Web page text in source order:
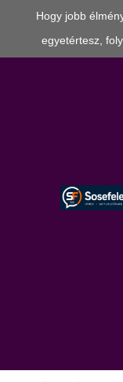
Hogy jobb
egyetértesz,